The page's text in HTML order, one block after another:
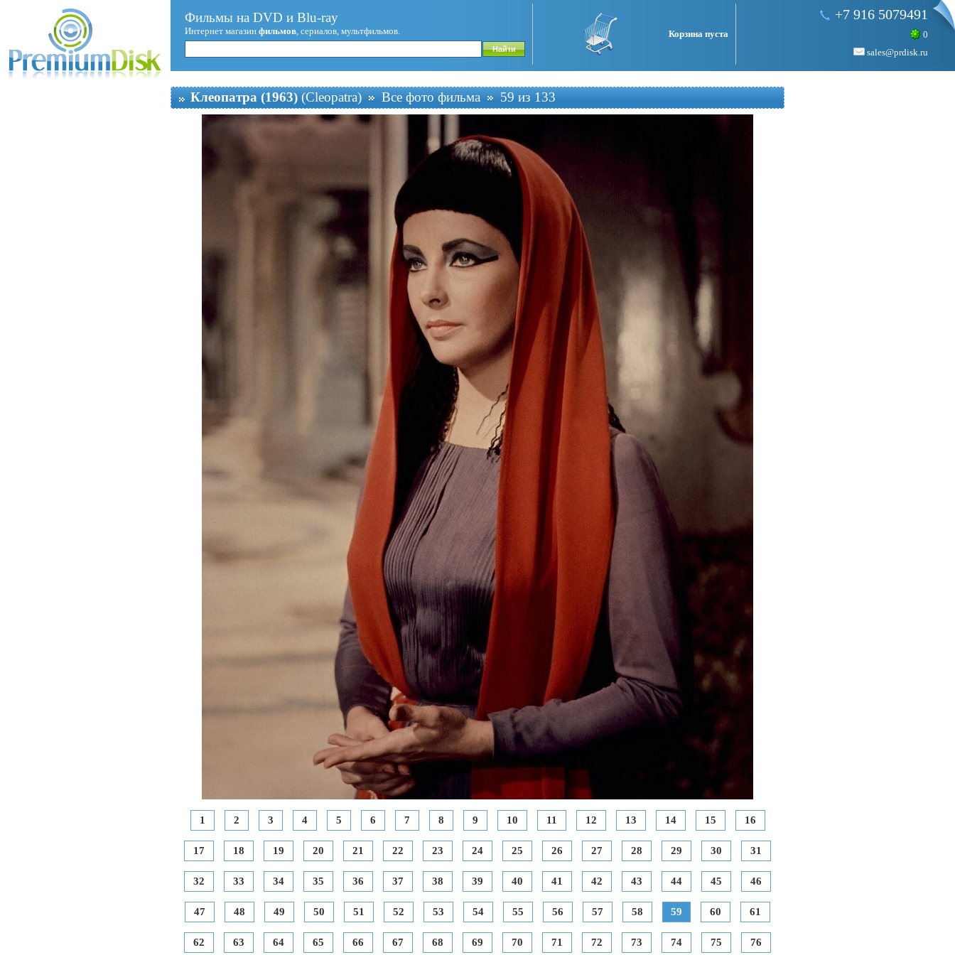
Фильмы на DVD и Blu-ray
Интернет магазин фильмов, сериалов, мультфильмов. Корзина пуста
+7 916 5079491
0
sales@prdisk.ru
Клеопатра (1963) (Cleopatra) Все фото фильма 59 из 133
1 2 3 4 5 6 7 8 9 10 11 12 13 14 15 16
17 18 19 20 21 22 23 24 25 26 27 28 29 30 31
32 33 34 35 36 37 38 39 40 41 42 43 44 45 46
47 48 49 50 51 52 53 54 55 56 57 58 59 60 61
62 63 64 65 66 67 68 69 70 71 72 73 74 75 76